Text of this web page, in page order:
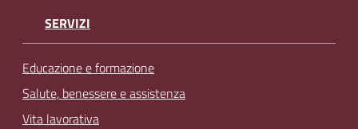
SERVIZI
Educazione e formazione
Salute, benessere e assistenza
Vita lavorativa